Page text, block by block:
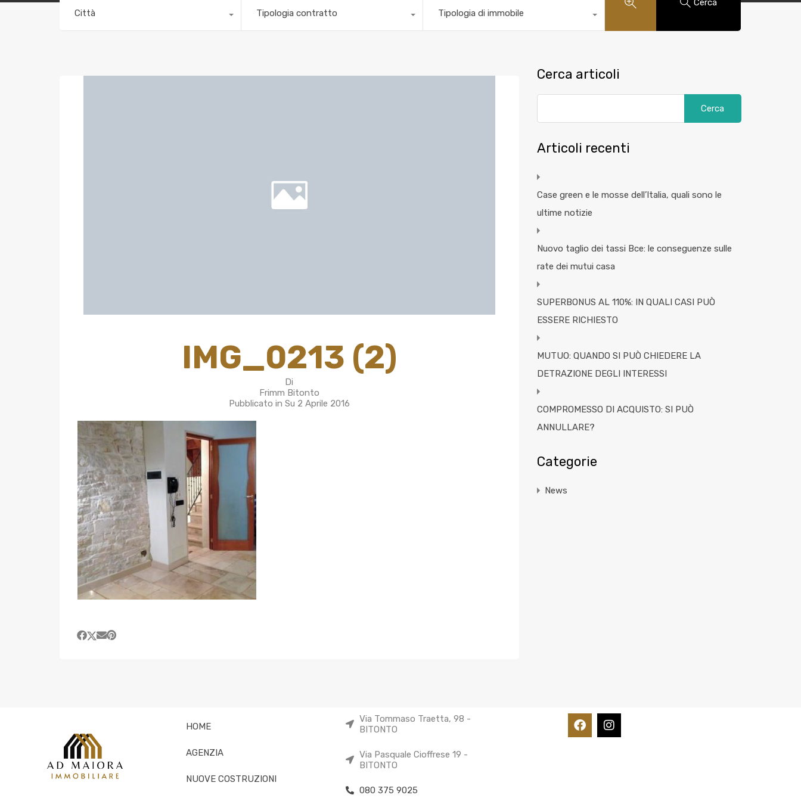
Città Tipologia contratto Tipologia di immobile
Cerca
IMG_0213 (2)
Di
Frimm Bitonto
Pubblicato in Su 2 Aprile 2016
Cerca articoli
Articoli recenti
Case green e le mosse dell’Italia, quali sono le
ultime notizie
Nuovo taglio dei tassi Bce: le conseguenze sulle
rate dei mutui casa
SUPERBONUS AL 110%: IN QUALI CASI PUÒ
ESSERE RICHIESTO
MUTUO: QUANDO SI PUÒ CHIEDERE LA
DETRAZIONE DEGLI INTERESSI
COMPROMESSO DI ACQUISTO: SI PUÒ
ANNULLARE?
Categorie
News
HOME
AGENZIA
NUOVE COSTRUZIONI
Via Tommaso Traetta, 98 -
BITONTO
Via Pasquale Cioffrese 19 -
BITONTO
080 375 9025